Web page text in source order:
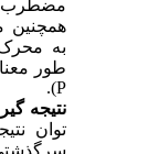
مضطرب و
همچنین
به محرک
طور
(P
.
نتیجه
توان